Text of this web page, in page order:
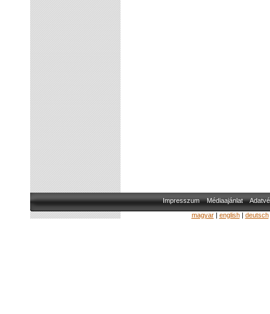
Impresszum Médiaajánlat
magyar| english| deutsch